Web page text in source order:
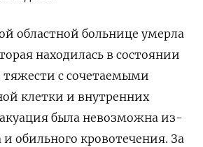
областной больнице умерла
находилась в состоянии
тяжести с сочетаемыми
клетки и внутренних
была невозможна из-
обильного кровотечения. За